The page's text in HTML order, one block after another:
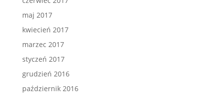
maj 2017
kwiecień 2017
marzec 2017
styczeń 2017
grudzień 2016
październik 2016